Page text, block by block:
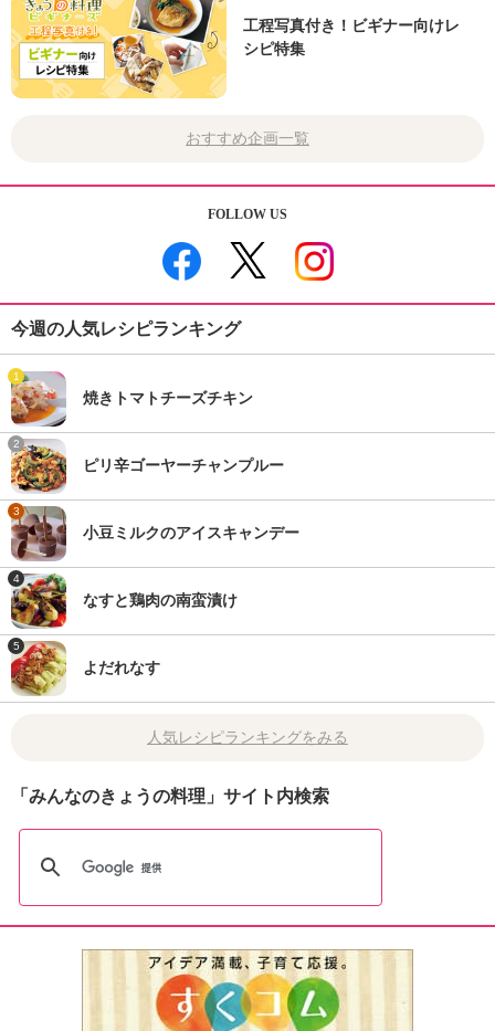
工程写真付き！ビギナー向けレ
シピ特集
おすすめ企画一覧
FOLLOW US
今週の人気レシピランキング
1
焼きトマトチーズチキン
2
ピリ辛ゴーヤーチャンプルー
3
小豆ミルクのアイスキャンデー
4
なすと鶏肉の南蛮漬け
5
よだれなす
人気レシピランキングをみる
「みんなのきょうの料理」サイト内検索